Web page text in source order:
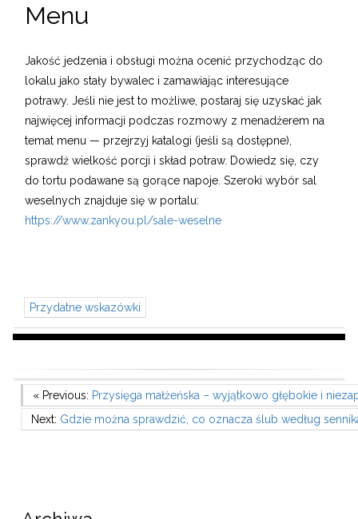
Menu
Jakość jedzenia i obsługi można ocenić przychodząc do
lokalu jako stały bywalec i zamawiając interesujące
potrawy. Jeśli nie jest to możliwe, postaraj się uzyskać jak
najwięcej informacji podczas rozmowy z menadżerem na
temat menu — przejrzyj katalogi (jeśli są dostępne),
sprawdź wielkość porcji i skład potraw. Dowiedz się, czy
do tortu podawane są gorące napoje. Szeroki wybór sal
weselnych znajduje się w portalu:
https://www.zankyou.pl/sale-weselne
Przydatne wskazówki
Nawigacja
wpisu
Previous Post
« Previous: Przysięga małżeńska – wyjątkowo głębokie i
Next Post
Next: Gdzie można sprawdzić, co oznacza ślub według